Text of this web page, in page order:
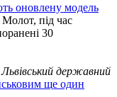
оновлену модель
під час
30
Львівський державний
ще один